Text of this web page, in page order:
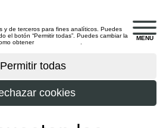
MENU
y de terceros para fines analíticos. Puedes
el botón “Permitir todas”. Puedes cambiar la
obtener